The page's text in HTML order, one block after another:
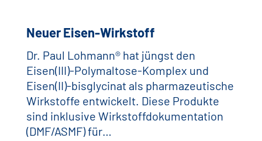
Neuer Eisen-Wirkstoff
Dr. Paul Lohmann® hat jüngst den
Eisen(III)-Polymaltose-Komplex und
Eisen(II)-bisglycinat als pharmazeutische
Wirkstoffe entwickelt. Diese Produkte
sind inklusive Wirkstoffdokumentation
(DMF/ASMF) für…